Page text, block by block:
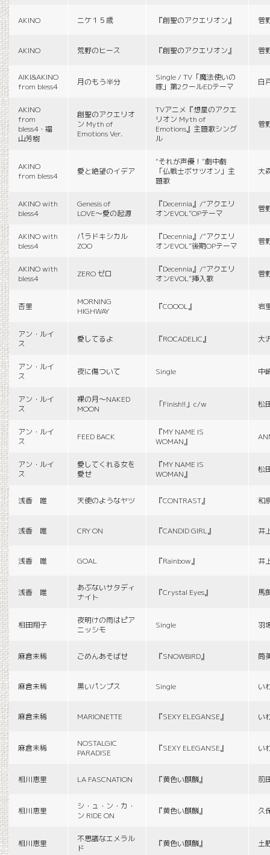
AKINO ニケ１５歳 『創聖のアクエリオン』 菅
AKINO 荒野のヒース 『創聖のアクエリオン』 菅
AIKI&AKINO
from bless4
月のもう半分
Single / TV「魔法使いの
嫁」第2クールEDテーマ
白
AKINO
from
bless4・福
山芳樹
創聖のアクエリオ
ン Myth of
Emotions Ver.
TVアニメ『想星のアクエ
リオン Myth of
Emotions』主題歌シング
ル
菅
AKINO
from bless4
愛と絶望のイデア
“それが声優！”劇中劇
「仏戦士ボサツオン」主
題歌
大
AKINO with
bless4
Genesis of
LOVE〜愛の起源
『Decennia』/“アクエリ
オンEVOL”OPテーマ
菅
AKINO with
bless4
パラドキシカル
ZOO
『Decennia』/“アクエリ
オンEVOL”後期OPテーマ
菅
AKINO with
bless4
ZERO ゼロ
『Decennia』/“アクエリ
オンEVOL”挿入歌
菅
杏里
MORNING
HIGHWAY
『COOOL』 岩
アン・ルイ
ス
愛してるよ 『ROCADELIC』 大
アン・ルイ
ス
夜に傷ついて Single 中
アン・ルイ
ス
裸の月〜NAKED
MOON
「Finish!!」c/w 松
アン・ルイ
ス
FEED BACK
『MY NAME IS
WOMAN』
アン・ルイ
ス
愛してくれる女を
愛せ
『MY NAME IS
WOMAN』
松
浅香 唯 天使のようなヤツ 『CONTRAST』 和
浅香 唯 CRY ON 『CANDID GIRL』 井
浅香 唯 GOAL 『Rainbow』 井
浅香 唯
あぶないサタディ
ナイト
『Crystal Eyes』 馬
相田翔子
夜明けの雨はピア
ニッシモ
Single 羽
麻倉未稀 ごめんあそばせ 『SNOWBIRD』 筒
麻倉未稀 黒いパンプス Single い
麻倉未稀 MARIONETTE 『SEXY ELEGANSE』 い
麻倉未稀
NOSTALGIC
PARADISE
『SEXY ELEGANSE』 い
相川恵里 LA FASCNATION 『黄色い麒麟』 前
相川恵里
シ・ュ・ン・カ・
ン RIDE ON
『黄色い麒麟』 久
相川恵里
不思議なエメラル
ド
『黄色い麒麟』 土